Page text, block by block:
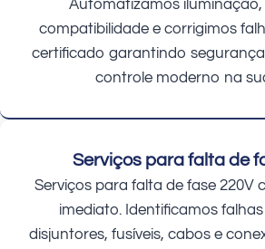
Automatizamos
compatibilidade e corrigimos
certificado garantindo
controle moderno na
Serviços para falta de
Serviços para falta de fase 220V
imediato. Identificamos
disjuntores, fusíveis, cabos e